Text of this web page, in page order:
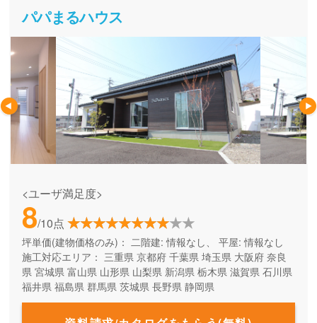
パパまるハウス
<ユーザ満足度>
8/10点
坪単価(建物価格のみ)： 二階建: 情報なし、 平屋: 情報なし
施工対応エリア： 三重県 京都府 千葉県 埼玉県 大阪府 奈良
県 宮城県 富山県 山形県 山梨県 新潟県 栃木県 滋賀県 石川県
福井県 福島県 群馬県 茨城県 長野県 静岡県